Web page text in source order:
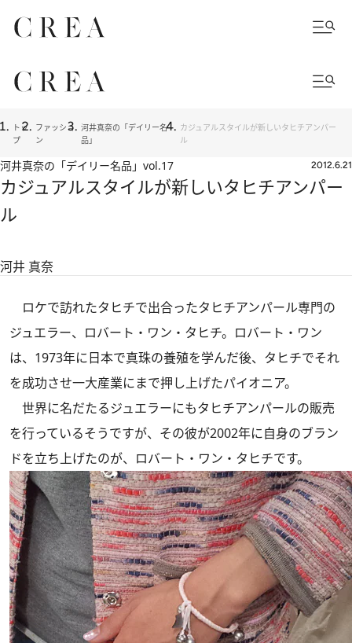
トッ
プ
ファッショ
ン
河井真奈の「デイリー名
品」
カジュアルスタイルが新しいタヒチアンパー
ル
河井真奈の「デイリー名品」 vol.17 2012.6.21
カジュアルスタイルが新しいタヒチアンパー
ル
河井 真奈
ロケで訪れたタヒチで出合ったタヒチアンパール専門の
ジュエラー、ロバート・ワン・タヒチ。ロバート・ワン
は、1973年に日本で真珠の養殖を学んだ後、タヒチでそれ
を成功させ一大産業にまで押し上げたパイオニア。
世界に名だたるジュエラーにもタヒチアンパールの販売
を行っているそうですが、その彼が2002年に自身のブラン
ドを立ち上げたのが、ロバート・ワン・タヒチです。